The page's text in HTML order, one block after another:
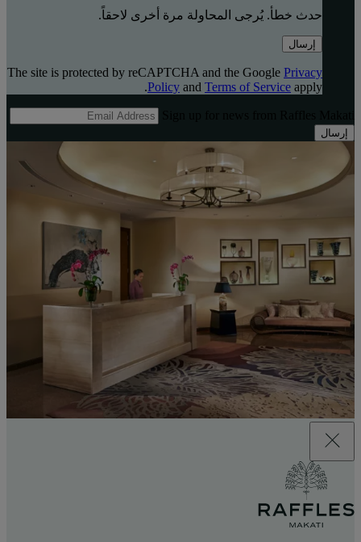
حدث خطأ. يُرجى المحاولة مرة أخرى لاحقاً.
إرسال
The site is protected by reCAPTCHA and the Google Privacy
Policy and Terms of Service apply.
إرسال